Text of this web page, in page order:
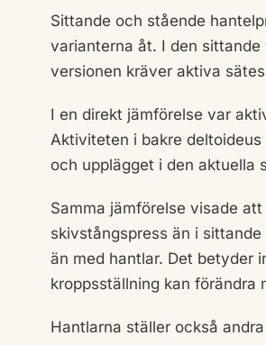
Sittande och stående
varianterna åt. I den
versionen kräver aktiva
I en direkt jämförelse var
Aktiviteten i bakre
och upplägget i den aktuella
Samma jämförelse visade
skivstångspress än i
än med hantlar. Det betyder
kroppsställning kan förändra
Hantlarna ställer också